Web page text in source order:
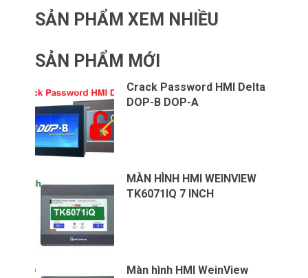
SẢN PHẨM XEM NHIỀU
SẢN PHẨM MỚI
Crack Password HMI Delta
DOP-B DOP-A
MÀN HÌNH HMI WEINVIEW
TK6071IQ 7 INCH
Màn hình HMI WeinView